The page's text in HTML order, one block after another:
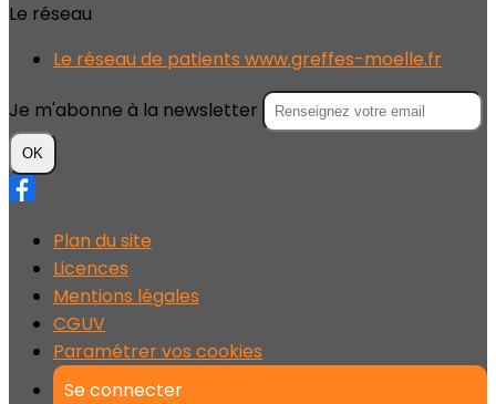
Le réseau
Le réseau de patients www.greffes-moelle.fr
Je m'abonne à la newsletter
OK
Plan du site
Licences
Mentions légales
CGUV
Paramétrer vos cookies
Se connecter